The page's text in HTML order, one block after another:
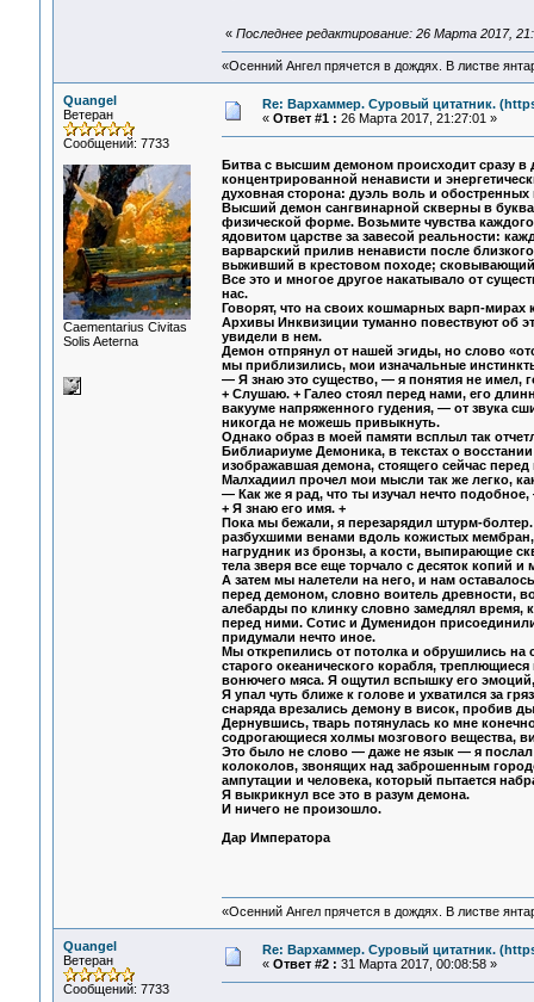
« Последнее редактирование: 26 Марта 2017,
«Осенний Ангел прячется в дождях. В листве
Quangel
Ветеран
Сообщений: 7733
Сaementarius Civitas
Solis Aeterna
Re: Вархаммер. Суровый цитатник.
« Ответ #1 : 26 Марта 2017, 21:27:01 »
Битва с высшим демоном происходит сразу
концентрированной ненависти и
духовная сторона: дуэль воль и
Высший демон сангвинарной скверны в
физической форме. Возьмите чувства
ядовитом царстве за завесой реальности:
варварский прилив ненависти после
выживший в крестовом походе; сковывающий
Все это и многое другое накатывало от
нас.
Говорят, что на своих кошмарных варп-
Архивы Инквизиции туманно повествуют об
увидели в нем.
Демон отпрянул от нашей эгиды, но слово
мы приблизились, мои изначальные
— Я знаю это существо, — я понятия не
+ Слушаю. + Галео стоял перед нами, его
вакууме напряженного гудения, — от звука
никогда не можешь привыкнуть.
Однако образ в моей памяти всплыл так
Библиариуме Демоника, в текстах о
изображавшая демона, стоящего сейчас перед
Малхадиил прочел мои мысли так же легко,
— Как же я рад, что ты изучал нечто
+ Я знаю его имя. +
Пока мы бежали, я перезарядил штурм-
разбухшими венами вдоль кожистых
нагрудник из бронзы, а кости, выпирающие
тела зверя все еще торчало с десяток копий
А затем мы налетели на него, и нам
перед демоном, словно воитель древности,
алебарды по клинку словно замедлял время,
перед ними. Сотис и Думенидон
придумали нечто иное.
Мы открепились от потолка и обрушились на
старого океанического корабля,
вонючего мяса. Я ощутил вспышку его
Я упал чуть ближе к голове и ухватился за
снаряда врезались демону в висок, пробив
Дернувшись, тварь потянулась ко мне
содрогающиеся холмы мозгового вещества,
Это было не слово — даже не язык — я послал
колоколов, звонящих над заброшенным
ампутации и человека, который пытается
Я выкрикнул все это в разум демона.
И ничего не произошло.
Дар Императора
«Осенний Ангел прячется в дождях. В листве
Quangel
Ветеран
Сообщений: 7733
Re: Вархаммер. Суровый цитатник.
« Ответ #2 : 31 Марта 2017, 00:08:58 »